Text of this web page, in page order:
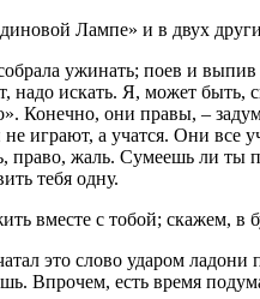
Лампе» и в двух
ужинать; поев и
надо искать. Я, может быть,
Конечно, они правы, –
играют, а учатся. Они все
право, жаль. Сумеешь ли ты
тебя одну.
вместе с тобой; скажем, в
это слово ударом ладони
Впрочем, есть время